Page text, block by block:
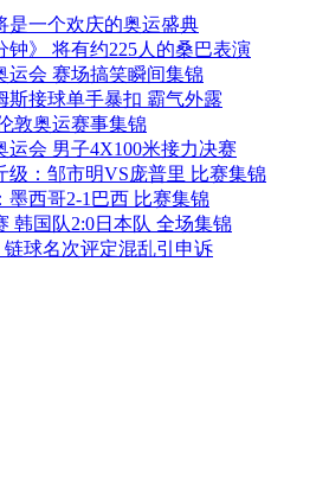
是一个欢庆的奥运盛典
钟》 将有约225人的桑巴表演
运会 赛场搞笑瞬间集锦
斯接球单手暴扣 霸气外露
敦奥运赛事集锦
运会 男子4X100米接力决赛
级：邹市明VS庞普里 比赛集锦
墨西哥2-1巴西 比赛集锦
韩国队2:0日本队 全场集锦
球名次评定混乱引申诉